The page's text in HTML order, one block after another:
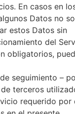
En casos en
Datos no
estos Datos sin
del
obligatorios,
seguimiento –
terceros
requerido por